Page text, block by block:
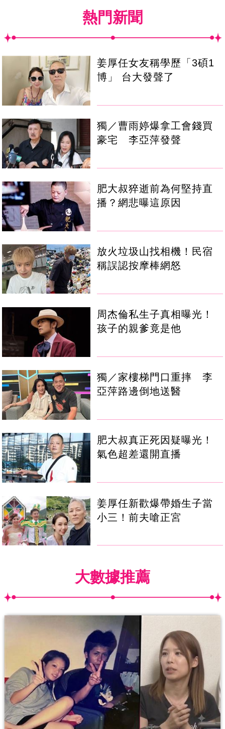
熱門新聞
姜厚任女友稱學歷「3碩1
博」 台大發聲了
獨／曹雨婷爆拿工會錢買
豪宅 李亞萍發聲
肥大叔猝逝前為何堅持直
播？網悲曝這原因
放火垃圾山找相機！民宿
稱誤認按摩棒網怒
周杰倫私生子真相曝光！
孩子的親爹竟是他
獨／家樓梯門口重摔 李
亞萍路邊倒地送醫
肥大叔真正死因疑曝光！
氣色超差還開直播
姜厚任新歡爆帶婚生子當
小三！前夫嗆正宮
大數據推薦